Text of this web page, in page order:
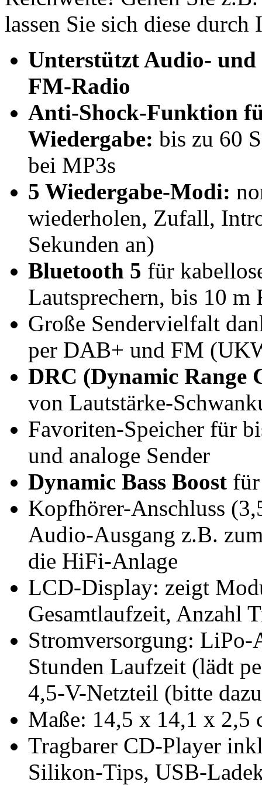
lassen Sie sich diese
Unterstützt Audio-
FM-Radio
Anti-Shock-Funktion
Wiedergabe: bis zu 60
bei MP3s
5 Wiedergabe-Modi:
wiederholen, Zufall,
Sekunden an)
Bluetooth 5 für
Lautsprechern, bis 10 m
Große Sendervielfalt
per DAB+ und FM
DRC (Dynamic Range
von Lautstärke-
Favoriten-Speicher für
und analoge Sender
Dynamic Bass Boost
Kopfhörer-Anschluss
Audio-Ausgang z.B.
die HiFi-Anlage
LCD-Display: zeigt
Gesamtlaufzeit, Anzahl
Stromversorgung:
Stunden Laufzeit (lädt
4,5-V-Netzteil (bitte
Maße: 14,5 x 14,1 x 2,5
Tragbarer CD-Player
Silikon-Tips, USB-